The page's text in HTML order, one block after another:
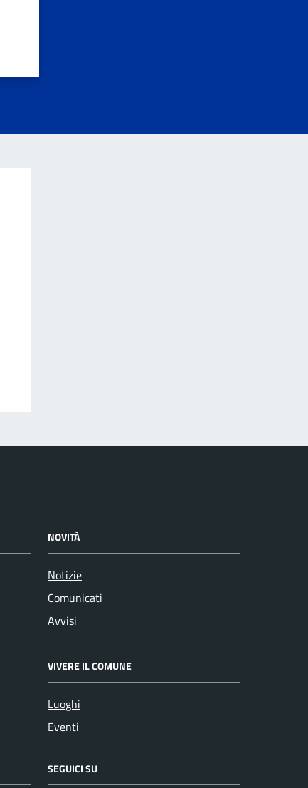
NOVITÀ
Notizie
Comunicati
Avvisi
VIVERE IL COMUNE
Luoghi
Eventi
SEGUICI SU